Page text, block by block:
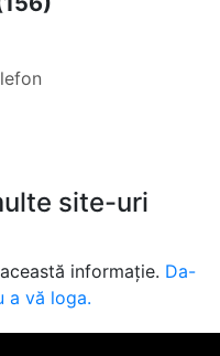
site-uri
informație. Da-
a vă loga.